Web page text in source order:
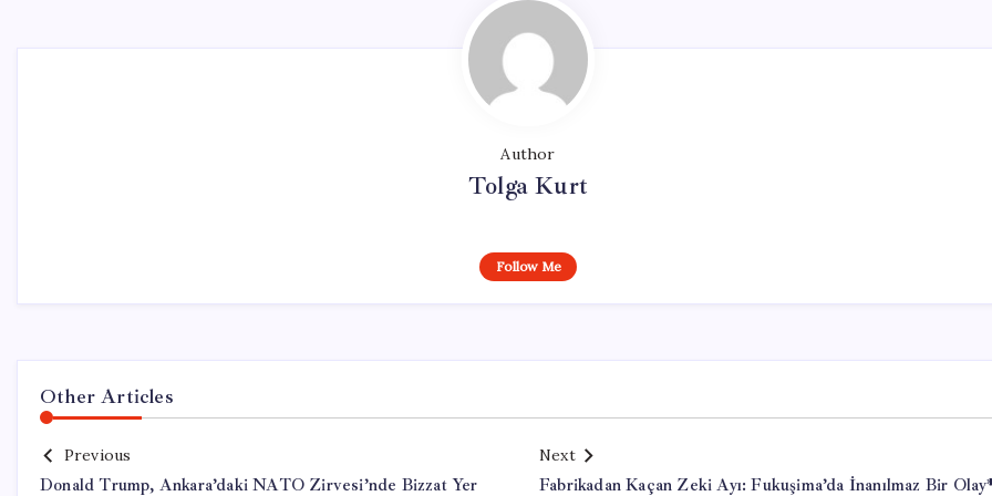
Author
Tolga Kurt
Follow Me
Other Articles
Previous
Donald Trump, Ankara’daki NATO Zirvesi’nde Bizzat Yer
Next
Fabrikadan Kaçan Zeki Ayı: Fukuşima’da İnanılmaz Bir